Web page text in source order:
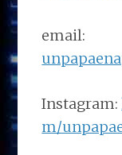
email:
Instagram:
m/